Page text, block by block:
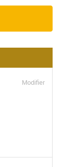
Modifier